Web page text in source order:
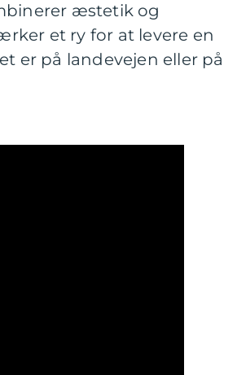
æstetik og
et ry for at levere en
er på landevejen eller på